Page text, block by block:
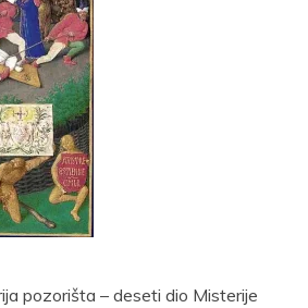
pozorišta – deseti dio Misterije